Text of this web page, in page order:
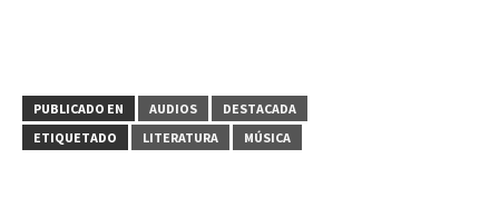
PUBLICADO EN AUDIOS
DESTACADA
ETIQUETADO
LITERATURA MÚSICA